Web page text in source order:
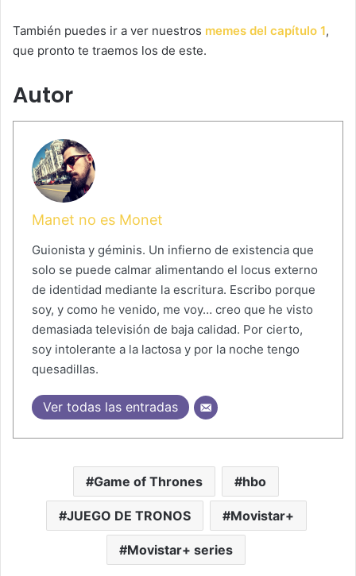
También puedes ir a ver nuestros memes del capítulo 1,
que pronto te traemos los de este.
Autor
Manet no es Monet
Guionista y géminis. Un infierno de existencia que
solo se puede calmar alimentando el locus externo
de identidad mediante la escritura. Escribo porque
soy, y como he venido, me voy… creo que he visto
demasiada televisión de baja calidad. Por cierto,
soy intolerante a la lactosa y por la noche tengo
quesadillas.
Ver todas las entradas
Game of Thrones hbo
JUEGO DE TRONOS Movistar+
Movistar+ series